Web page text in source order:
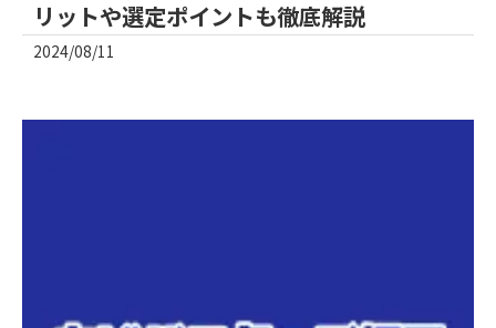
リットや選定ポイントも徹底解説
2024/08/11